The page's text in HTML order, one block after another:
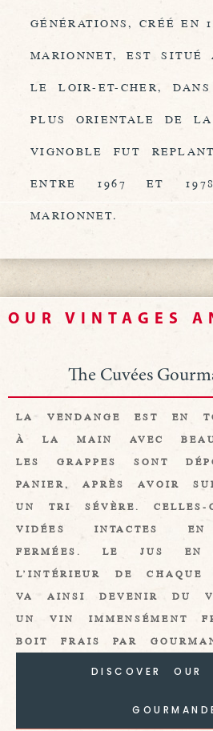
GÉNÉRATIONS, CRÉÉ EN
MARIONNET, EST SITUÉ
LE LOIR-ET-CHER,
PLUS ORIENTALE DE
VIGNOBLE FUT
ENTRE 1967 ET
MARIONNET.
OUR VINTAGES
The Cuvées
LA VENDANGE EST EN
À LA MAIN AVEC
LES GRAPPES SONT
PANIER, APRÈS AVOIR
UN TRI SÉVÈRE. CELLES-
VIDÉES INTACTES
FERMÉES. LE JUS EN
L’INTÉRIEUR DE
VA AINSI DEVENIR DU
UN VIN IMMENSÉMENT
BOIT FRAIS PAR
DISCOVER OUR